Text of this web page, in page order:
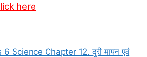
here
6 Science Chapter 12. दुरी मापन एवं